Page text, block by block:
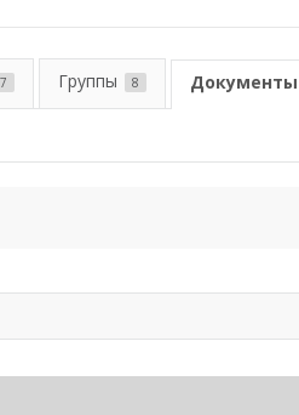
7 Группы 8 Документы